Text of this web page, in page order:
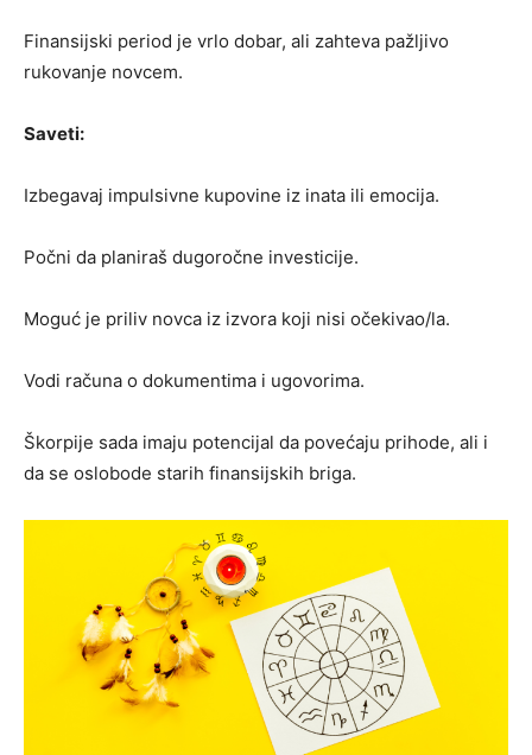
Finansijski period je vrlo dobar, ali zahteva pažljivo
rukovanje novcem.
Saveti:
Izbegavaj impulsivne kupovine iz inata ili emocija.
Počni da planiraš dugoročne investicije.
Moguć je priliv novca iz izvora koji nisi očekivao/la.
Vodi računa o dokumentima i ugovorima.
Škorpije sada imaju potencijal da povećaju prihode, ali i
da se oslobode starih finansijskih briga.